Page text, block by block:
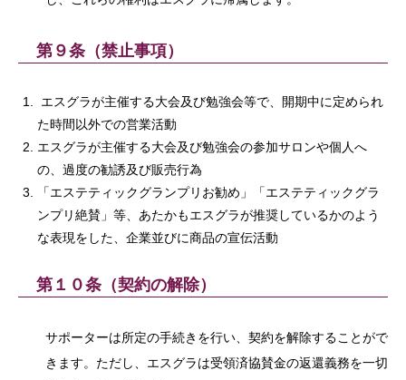
第９条（禁止事項）
エスグラが主催する大会及び勉強会等で、開期中に定められ
た時間以外での営業活動
エスグラが主催する大会及び勉強会の参加サロンや個人へ
の、過度の勧誘及び販売行為
「エステティックグランプリお勧め」「エステティックグラ
ンプリ絶賛」等、あたかもエスグラが推奨しているかのよう
な表現をした、企業並びに商品の宣伝活動
第１０条（契約の解除）
サポーターは所定の手続きを行い、契約を解除することがで
きます。ただし、エスグラは受領済協賛金の返還義務を一切